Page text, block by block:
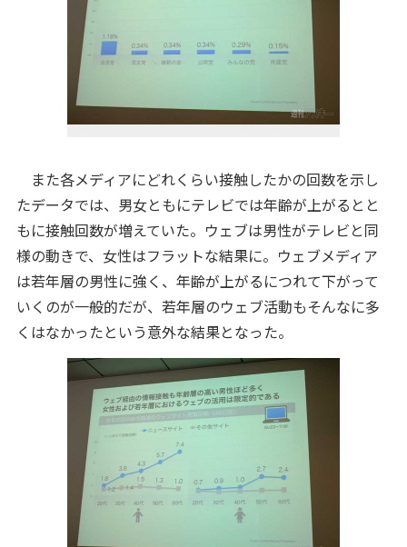
また各メディアにどれくらい接触したかの回数を示し
たデータでは、男女ともにテレビでは年齢が上がるとと
もに接触回数が増えていた。ウェブは男性がテレビと同
様の動きで、女性はフラットな結果に。ウェブメディア
は若年層の男性に強く、年齢が上がるにつれて下がって
いくのが一般的だが、若年層のウェブ活動もそんなに多
くはなかったという意外な結果となった。